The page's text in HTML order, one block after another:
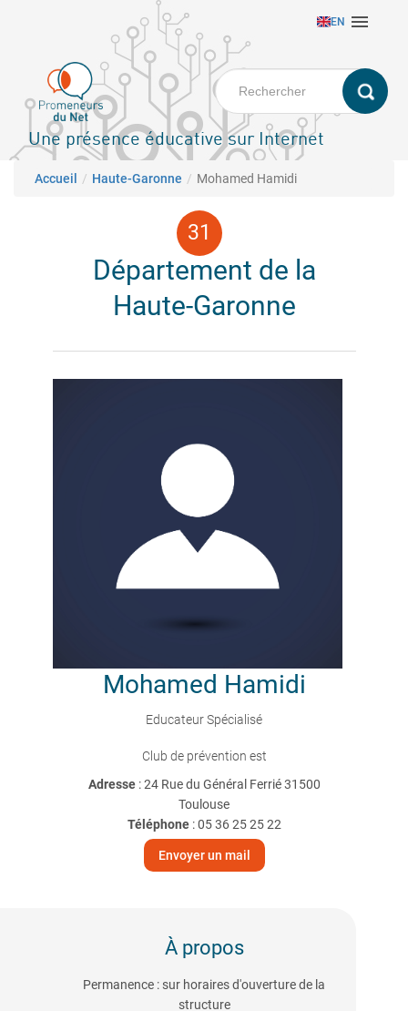
principal
EN 
Une présence éducative sur Internet
Fil d'Ariane
Accueil Haute-Garonne Mohamed Hamidi
Département de la
Haute-Garonne
Mohamed Hamidi
Educateur Spécialisé
Club de prévention est
Adresse : 24 Rue du Général Ferrié 31500
Toulouse
Téléphone:05 36 25 25 22
Envoyer un mail
À propos
Permanence : sur horaires d'ouverture de la
structure